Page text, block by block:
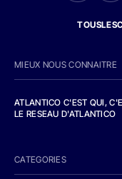
MIEUX NOUS CONNAITRE
ATLANTICO C'EST QUI,
LE RESEAU D'ATLANTICO
CATEGORIES